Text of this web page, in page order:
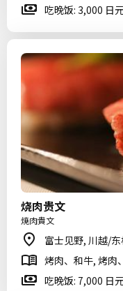
吃晚饭: 3,000 日
烧肉贵文
焼肉貴文
富士见野, 川越/
烤肉、和牛, 烤肉
吃晚饭: 7,000 日